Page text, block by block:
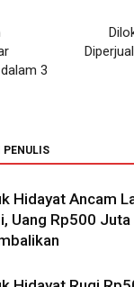
3
PENULIS
Hidayat Ancam
Uang Rp500 Juta